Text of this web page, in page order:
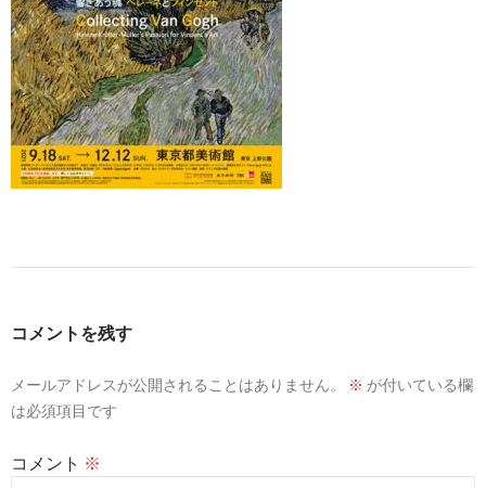
コメントを残す
メールアドレスが公開されることはありません。 ※ が付いている欄
は必須項目です
コメント ※